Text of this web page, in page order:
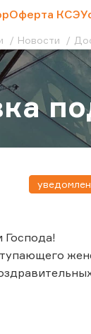
Оферта КСЭ
Новости